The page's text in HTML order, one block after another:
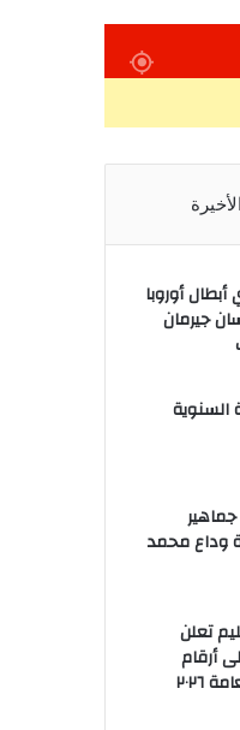
الأخيرة
أوروبا
سان جيرمان
السنوية
وداع محمد
تعلن
أرقام
٢٠٢٦